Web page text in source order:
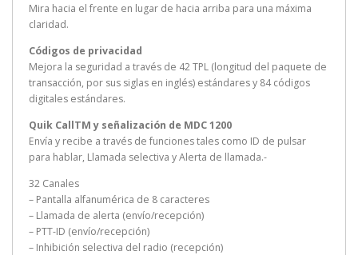
Mira hacia el frente en lugar de hacia arriba para una máxima
claridad.
Códigos de privacidad
Mejora la seguridad a través de 42 TPL (longitud del paquete de
transacción, por sus siglas en inglés) estándares y 84 códigos
digitales estándares.
Quik CallTM y señalización de MDC 1200
Envía y recibe a través de funciones tales como ID de pulsar
para hablar, Llamada selectiva y Alerta de llamada.-
32 Canales
– Pantalla alfanumérica de 8 caracteres
– Llamada de alerta (envío/recepción)
– PTT-ID (envío/recepción)
– Inhibición selectiva del radio (recepción)